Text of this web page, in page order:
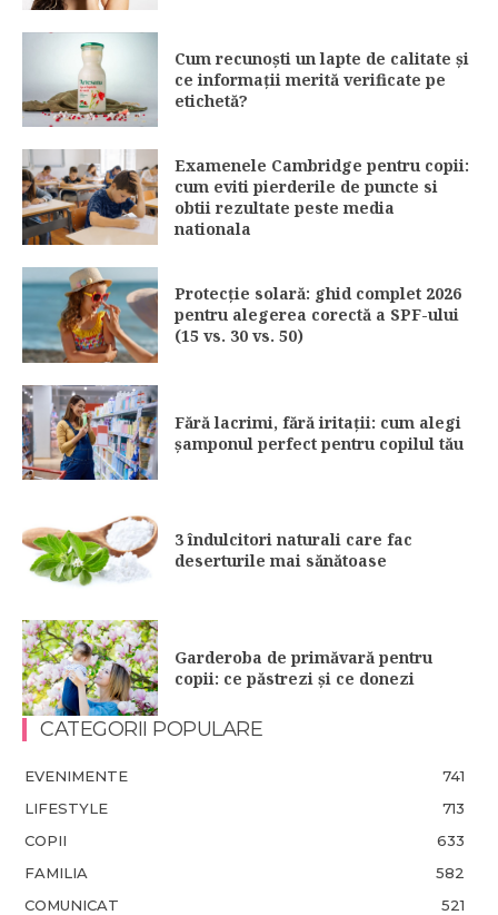
Cum recunoști un lapte de calitate și
ce informații merită verificate pe
etichetă?
Examenele Cambridge pentru copii:
cum eviti pierderile de puncte si
obtii rezultate peste media
nationala
Protecție solară: ghid complet 2026
pentru alegerea corectă a SPF-ului
(15 vs. 30 vs. 50)
Fără lacrimi, fără iritații: cum alegi
șamponul perfect pentru copilul tău
3 îndulcitori naturali care fac
deserturile mai sănătoase
Garderoba de primăvară pentru
copii: ce păstrezi și ce donezi
CATEGORII POPULARE
EVENIMENTE
741
LIFESTYLE
713
COPII
633
FAMILIA
582
COMUNICAT
521